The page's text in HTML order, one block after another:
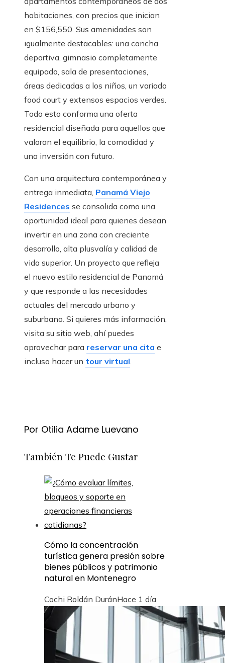
habitaciones, con precios que inician
en $156,550. Sus amenidades son
igualmente destacables: una cancha
deportiva, gimnasio completamente
equipado, sala de presentaciones,
áreas dedicadas a los niños, un variado
food court y extensos espacios verdes.
Todo esto conforma una oferta
residencial diseñada para aquellos que
valoran el equilibrio, la comodidad y
una inversión con futuro.
Con una arquitectura contemporánea y
entrega inmediata, Panamá Viejo
Residences se consolida como una
oportunidad ideal para quienes desean
invertir en una zona con creciente
desarrollo, alta plusvalía y calidad de
vida superior. Un proyecto que refleja
el nuevo estilo residencial de Panamá
y que responde a las necesidades
actuales del mercado urbano y
suburbano. Si quieres más información,
visita su sitio web, ahí puedes
aprovechar para reservar una cita e
incluso hacer un tour virtual.
Por Otilia Adame Luevano
También Te Puede Gustar
Cómo la concentración
turística genera presión sobre
bienes públicos y patrimonio
natural en Montenegro
Cochi Roldán DuránHace 1 día